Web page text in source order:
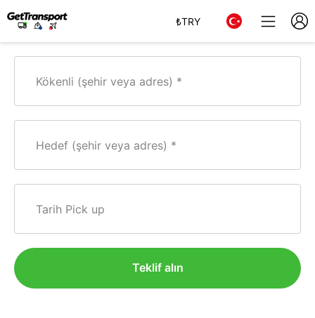
₺TRY
Kökenli (şehir veya adres)
Hedef (şehir veya adres)
Tarih Pick up
Teklif alın